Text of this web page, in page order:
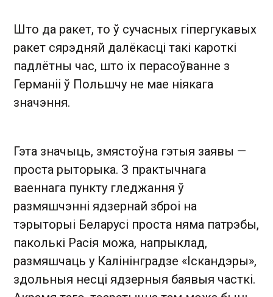
Што да ракет, то ў сучасных гіпергукавых
ракет сярэдняй далёкасці такі кароткі
падлётны час, што іх перасоўванне з
Германіі ў Польшчу не мае ніякага
значэння.
Гэта значыць, змястоўна гэтыя заявы —
проста рыторыка. З практычнага
ваеннага пункту гледжання ў
размяшчэнні ядзернай зброі на
тэрыторыі Беларусі проста няма патрэбы,
паколькі Расія можа, напрыклад,
размяшчаць у Калінінградзе «Іскандэры»,
здольныя несці ядзерныя баявыя часткі.